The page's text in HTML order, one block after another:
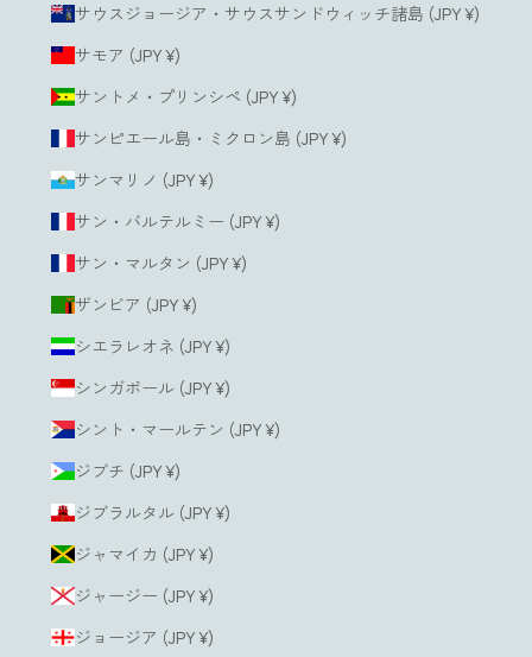
サウスジョージア・サウスサンドウィッチ諸島 (JPY ¥)
サモア (JPY ¥)
サントメ・プリンシペ (JPY ¥)
サンピエール島・ミクロン島 (JPY ¥)
サンマリノ (JPY ¥)
サン・バルテルミー (JPY ¥)
サン・マルタン (JPY ¥)
ザンビア (JPY ¥)
シエラレオネ (JPY ¥)
シンガポール (JPY ¥)
シント・マールテン (JPY ¥)
ジブチ (JPY ¥)
ジブラルタル (JPY ¥)
ジャマイカ (JPY ¥)
ジャージー (JPY ¥)
ジョージア (JPY ¥)